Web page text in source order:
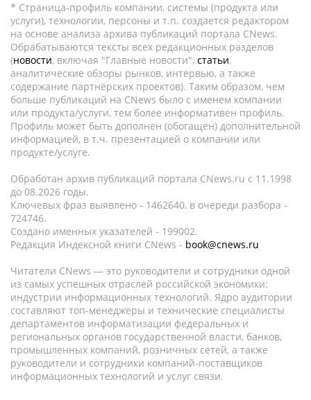
* Страница-профиль компании, системы (продукта или
услуги), технологии, персоны и т.п. создается редактором
на основе анализа архива публикаций портала CNews.
Обрабатываются тексты всех редакционных разделов
(новости, включая "Главные новости", статьи,
аналитические обзоры рынков, интервью, а также
содержание партнёрских проектов). Таким образом, чем
больше публикаций на CNews было с именем компании
или продукта/услуги, тем более информативен профиль.
Профиль может быть дополнен (обогащен) дополнительной
информацией, в т.ч. презентацией о компании или
продукте/услуге.
Обработан архив публикаций портала CNews.ru c 11.1998
до 08.2026 годы.
Ключевых фраз выявлено - 1462640, в очереди разбора -
724746.
Создано именных указателей - 199002.
Редакция Индексной книги CNews - book@cnews.ru
Читатели CNews — это руководители и сотрудники одной
из самых успешных отраслей российской экономики:
индустрии информационных технологий. Ядро аудитории
составляют топ-менеджеры и технические специалисты
департаментов информатизации федеральных и
региональных органов государственной власти, банков,
промышленных компаний, розничных сетей, а также
руководители и сотрудники компаний-поставщиков
информационных технологий и услуг связи.